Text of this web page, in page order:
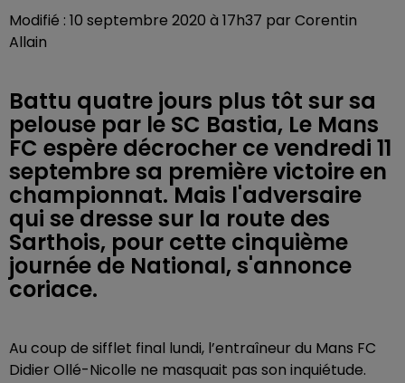
Modifié : 10 septembre 2020 à 17h37 par Corentin
Allain
Battu quatre jours plus tôt sur sa
pelouse par le SC Bastia, Le Mans
FC espère décrocher ce vendredi 11
septembre sa première victoire en
championnat. Mais l'adversaire
qui se dresse sur la route des
Sarthois, pour cette cinquième
journée de National, s'annonce
coriace.
Au coup de sifflet final lundi, l’entraîneur du Mans FC
Didier Ollé-Nicolle ne masquait pas son inquiétude.